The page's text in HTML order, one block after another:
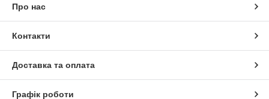
Про нас
Контакти
Доставка та оплата
Графік роботи